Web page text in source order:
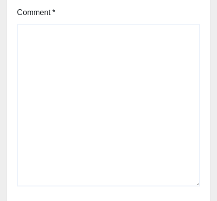
Comment*